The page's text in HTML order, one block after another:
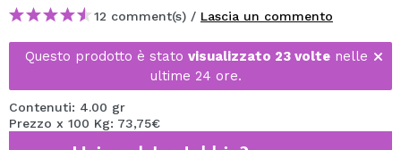
12 comment(s) / Lascia un commento
Questo prodotto è stato visualizzato 23 voltenelle
ultime 24 ore.
Contenuti: 4.00 gr
Prezzo x 100 Kg: 73,75€